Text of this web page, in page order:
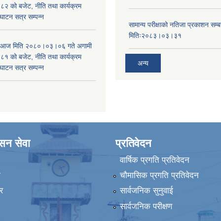
को बजेट, नीति तथा कार्यक्रम
सत्र सम्पन्न
आज मिति २०८०।०३।०६ गते अगामी
को बजेट, नीति तथा कार्यक्रम
सत्र सम्पन्न
सामान्य परीक्षाको नतिजा प्रकाशन
मितिः२०८३।०३।३१
अन्य
सेवा प्रतिवेदन
वार्षिक प्रगति प्रतिवेदन
चौमासिक प्रगति प्रतिवेदन
सार्वजनिक सुनुवाई
सार्वजनिक परीक्षण